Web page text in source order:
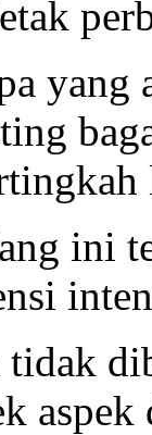
yang
ini